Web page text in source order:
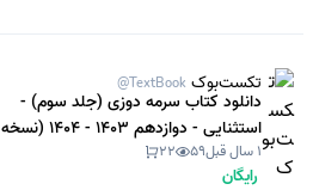
تکست‌بوک @TextBook
دانلود کتاب سرمه دوزی (جلد سوم) -
استثنایی - دوازدهم 1403 - 1404 (نسخه
PDF)1 سال قبل 59
22
رایگان